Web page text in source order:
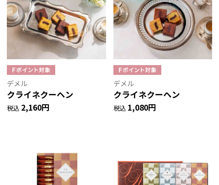
デメル
クライネクーヘン
税込 2,160円
デメル
クライネクーヘン
税込 1,080円